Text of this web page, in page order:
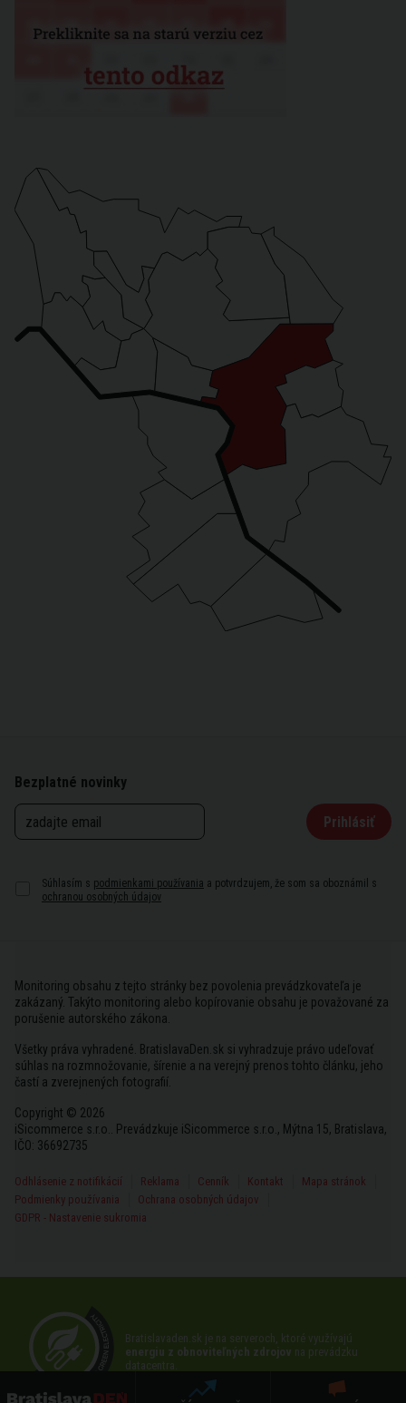
Bezplatné novinky
Prihlásiť
Súhlasím s podmienkami používania a potvrdzujem, že som sa oboznámil s
ochranou osobných údajov
Monitoring obsahu z tejto stránky bez povolenia prevádzkovateľa je
zakázaný. Takýto monitoring alebo kopírovanie obsahu je považované za
porušenie autorského zákona.
Všetky práva vyhradené. BratislavaDen.sk si vyhradzuje právo udeľovať
súhlas na rozmnožovanie, šírenie a na verejný prenos tohto článku, jeho
častí a zverejnených fotografií.
Copyright © 2026
iSicommerce s.r.o.. Prevádzkuje iSicommerce s.r.o., Mýtna 15, Bratislava,
IČO: 36692735
Odhlásenie z notifikácií Reklama Cenník Kontakt
Mapa stránok
Podmienky používania
Ochrana osobných údajov
GDPR - Nastavenie sukromia
Bratislavaden.sk je na serveroch, ktoré využívajú
energiu z obnoviteľných zdrojov na prevádzku
datacentra.